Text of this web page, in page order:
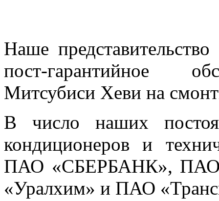
Наше
пост-гарантийное
Митсубиси Хеви на
В число наших
кондиционеров и
ПАО «СБЕРБАНК»,
«Уралхим» и ПАО